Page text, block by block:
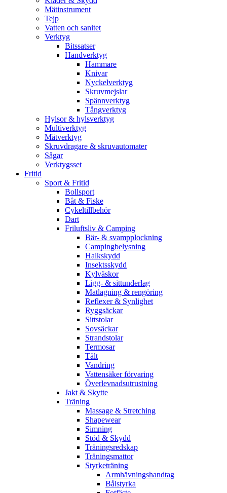
Mätinstrument
Tejp
Vatten och sanitet
Verktyg
Bitssatser
Handverktyg
Hammare
Knivar
Nyckelverktyg
Skruvmejslar
Spännverktyg
Tångverktyg
Hylsor & hylsverktyg
Multiverktyg
Mätverktyg
Skruvdragare & skruvautomater
Sågar
Verktygsset
Fritid
Sport & Fritid
Bollsport
Båt & Fiske
Cykeltillbehör
Dart
Friluftsliv & Camping
Bär- & svampplockning
Campingbelysning
Halkskydd
Insektsskydd
Kylväskor
Ligg- & sittunderlag
Matlagning & rengöring
Reflexer & Synlighet
Ryggsäckar
Sittstolar
Sovsäckar
Strandstolar
Termosar
Tält
Vandring
Vattensäker förvaring
Överlevnadsutrustning
Jakt & Skytte
Träning
Massage & Stretching
Shapewear
Simning
Stöd & Skydd
Träningsredskap
Träningsmattor
Styrketräning
Armhävningshandtag
Bålstyrka